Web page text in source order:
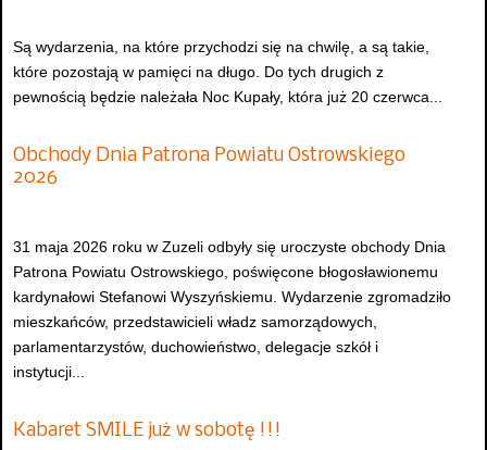
Są wydarzenia, na które przychodzi się na chwilę, a są takie,
które pozostają w pamięci na długo. Do tych drugich z
pewnością będzie należała Noc Kupały, która już 20 czerwca...
Obchody Dnia Patrona Powiatu Ostrowskiego
2026
31 maja 2026 roku w Zuzeli odbyły się uroczyste obchody Dnia
Patrona Powiatu Ostrowskiego, poświęcone błogosławionemu
kardynałowi Stefanowi Wyszyńskiemu. Wydarzenie zgromadziło
mieszkańców, przedstawicieli władz samorządowych,
parlamentarzystów, duchowieństwo, delegacje szkół i
instytucji...
Kabaret SMILE już w sobotę !!!